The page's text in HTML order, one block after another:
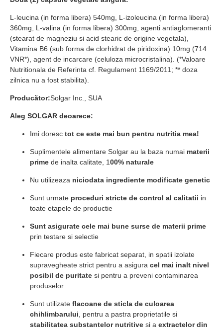
L-leucina (in forma libera) 540mg, L-izoleucina (in forma libera)
360mg, L-valina (in forma libera) 300mg, agenti antiaglomeranti
(stearat de magneziu si acid stearic de origine vegetala),
Vitamina B6 (sub forma de clorhidrat de piridoxina) 10mg (714
VNR*), agent de incarcare (celuloza microcristalina). (*Valoare
Nutritionala de Referinta cf. Regulament 1169/2011; ** doza
zilnica nu a fost stabilita).
Producător:Solgar Inc., SUA
Aleg SOLGAR deoarece:
Imi doresc tot ce este mai bun pentru nutritia mea!
Suplimentele alimentare Solgar au la baza numai materii
prime de inalta calitate, 100% naturale
Nu utilizeaza niciodata ingrediente modificate genetic
Sunt urmate proceduri stricte de control al calitatii in
toate etapele de productie
Sunt asigurate cele mai bune surse de materii prime
prin testare si selectie
Fiecare produs este fabricat separat, in spatii izolate
supravegheate strict pentru a asigura cel mai inalt nivel
posibil de puritate si pentru a preveni contaminarea
produselor
Sunt utilizate flacoane de sticla de culoarea
chihlimbarului , pentru a pastra proprietatile si
stabilitatea substantelor nutritive si a extractelor din